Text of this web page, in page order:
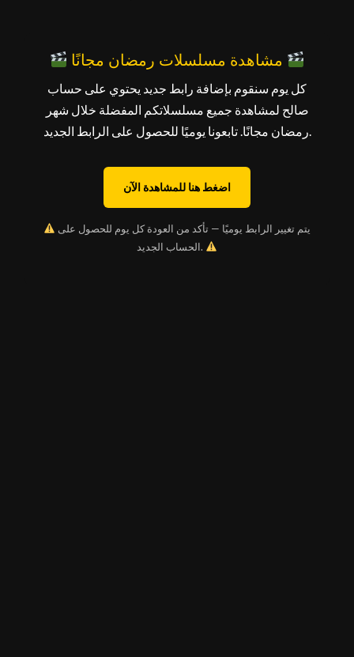
كل يوم سنقوم بإضافة رابط جديد يحتوي على حساب
صالح لمشاهدة جميع مسلسلاتكم المفضلة خلال شهر
رمضان مجانًا. تابعونا يوميًا للحصول على الرابط الجديد.
اضغط هنا للمشاهدة الآن
الحساب الجديد.